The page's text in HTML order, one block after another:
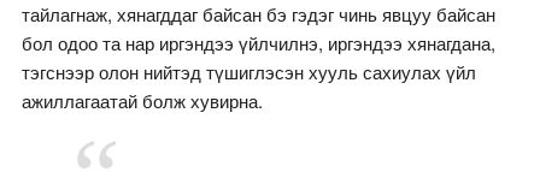
тайлагнаж, хянагддаг байсан бэ гэдэг чинь явцуу байсан
бол одоо та нар иргэндээ үйлчилнэ, иргэндээ хянагдана,
тэгснээр олон нийтэд түшиглэсэн хууль сахиулах үйл
ажиллагаатай болж хувирна.